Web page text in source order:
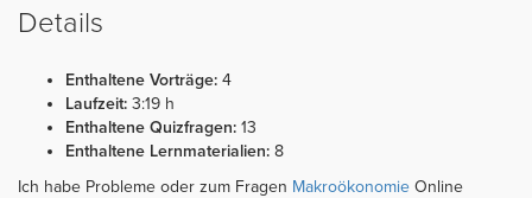
Details
Enthaltene Vorträge: 4
Laufzeit: 3:19 h
Enthaltene Quizfragen: 13
Enthaltene Lernmaterialien: 8
Ich habe Probleme oder zum Fragen Makroökonomie Online